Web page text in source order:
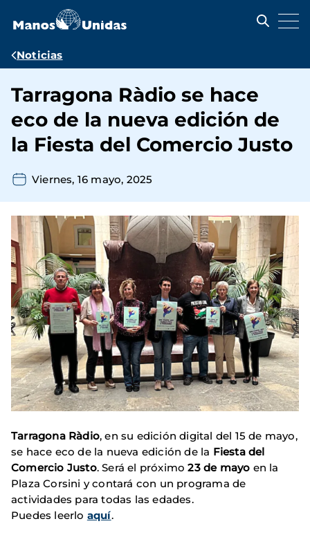
contenido
Ruta
navegación
Noticias
Tarragona Ràdio se hace
eco de la nueva edición de
la Fiesta del Comercio Justo
Viernes, 16 mayo, 2025
Tarragona Ràdio, en su edición digital del 15 de mayo,
se hace eco de la nueva edición de la Fiesta del
Comercio Justo. Será el próximo23 de mayo en la
Plaza Corsini y contará con un programa de
actividades para todas las edades.
Puedes leerlo aquí.